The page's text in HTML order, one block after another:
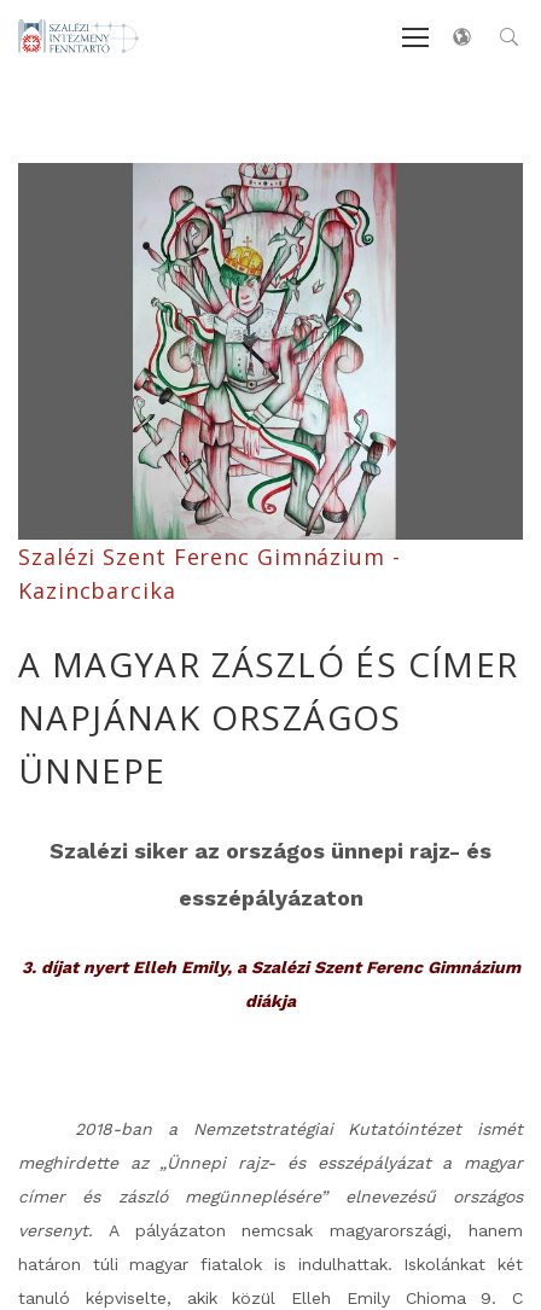
Szalézi Szent Ferenc Gimnázium -
Kazincbarcika
A MAGYAR ZÁSZLÓ ÉS CÍMER
NAPJÁNAK ORSZÁGOS
ÜNNEPE
Szalézi siker az országos ünnepi rajz- és
esszépályázaton
3. díjat nyert Elleh Emily, a Szalézi Szent Ferenc Gimnázium
diákja
2018-ban a Nemzetstratégiai Kutatóintézet ismét
meghirdette az „Ünnepi rajz- és esszépályázat a magyar
címer és zászló megünneplésére” elnevezésű országos
versenyt. A pályázaton nemcsak magyarországi, hanem
határon túli magyar fiatalok is indulhattak. Iskolánkat két
tanuló képviselte, akik közül Elleh Emily Chioma 9. C